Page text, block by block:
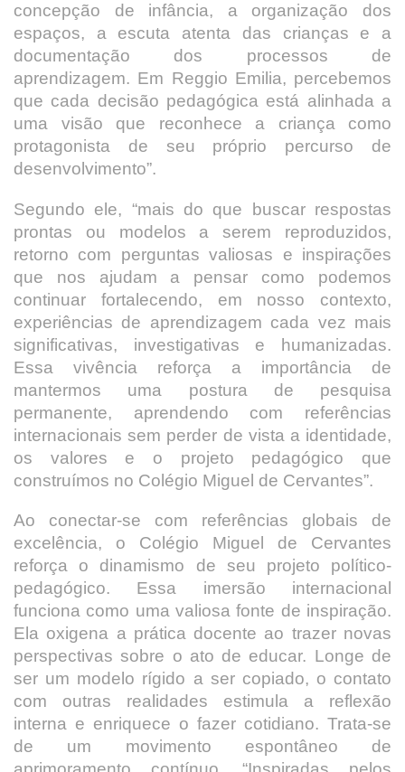
concepção de infância, a organização dos
espaços, a escuta atenta das crianças e a
documentação dos processos de
aprendizagem. Em Reggio Emilia, percebemos
que cada decisão pedagógica está alinhada a
uma visão que reconhece a criança como
protagonista de seu próprio percurso de
desenvolvimento”.
Segundo ele, “mais do que buscar respostas
prontas ou modelos a serem reproduzidos,
retorno com perguntas valiosas e inspirações
que nos ajudam a pensar como podemos
continuar fortalecendo, em nosso contexto,
experiências de aprendizagem cada vez mais
significativas, investigativas e humanizadas.
Essa vivência reforça a importância de
mantermos uma postura de pesquisa
permanente, aprendendo com referências
internacionais sem perder de vista a identidade,
os valores e o projeto pedagógico que
construímos no Colégio Miguel de Cervantes”.
Ao conectar-se com referências globais de
excelência, o Colégio Miguel de Cervantes
reforça o dinamismo de seu projeto político-
pedagógico. Essa imersão internacional
funciona como uma valiosa fonte de inspiração.
Ela oxigena a prática docente ao trazer novas
perspectivas sobre o ato de educar. Longe de
ser um modelo rígido a ser copiado, o contato
com outras realidades estimula a reflexão
interna e enriquece o fazer cotidiano. Trata-se
de um movimento espontâneo de